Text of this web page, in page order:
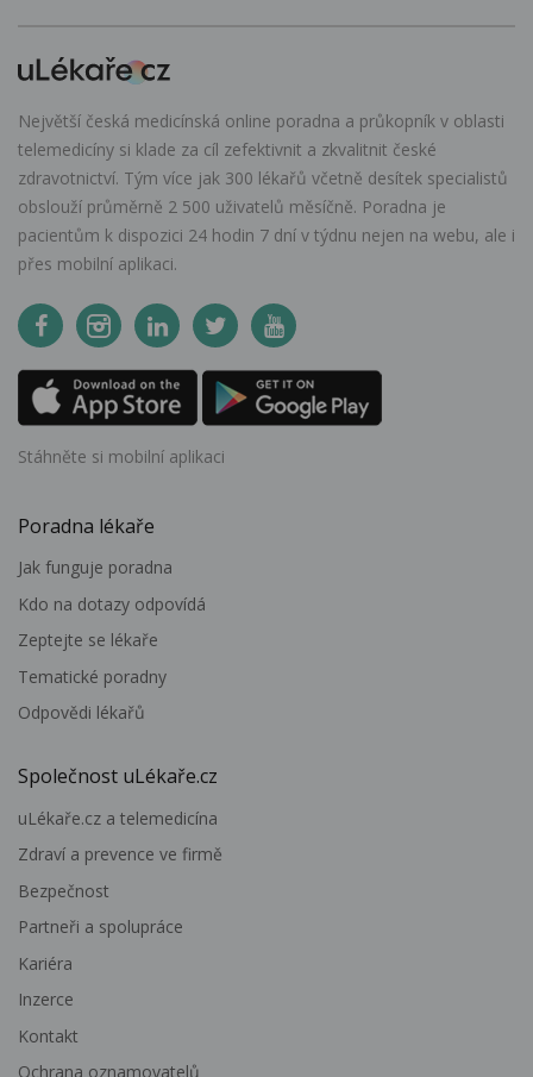
Největší česká medicínská online poradna a průkopník v oblasti
telemedicíny si klade za cíl zefektivnit a zkvalitnit české
zdravotnictví. Tým více jak 300 lékařů včetně desítek specialistů
obslouží průměrně 2 500 uživatelů měsíčně. Poradna je
pacientům k dispozici 24 hodin 7 dní v týdnu nejen na webu, ale i
přes mobilní aplikaci.
Stáhněte si mobilní aplikaci
Poradna lékaře
Jak funguje poradna
Kdo na dotazy odpovídá
Zeptejte se lékaře
Tematické poradny
Odpovědi lékařů
Společnost uLékaře.cz
uLékaře.cz a telemedicína
Zdraví a prevence ve firmě
Bezpečnost
Partneři a spolupráce
Kariéra
Inzerce
Kontakt
Ochrana oznamovatelů